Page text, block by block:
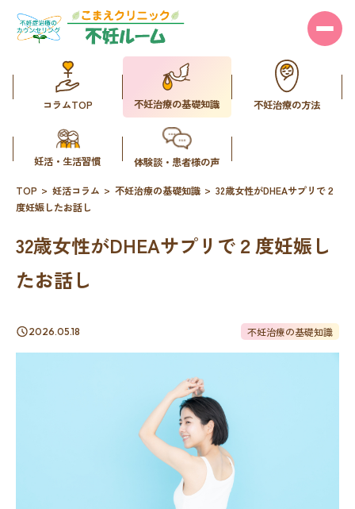
コラムTOP 不妊治療の基礎知識 不妊治療の方法
妊活・生活習慣 体験談・患者様の声
TOP 妊活コラム 不妊治療の基礎知識
32歳女性がDHEAサプリで２
度妊娠したお話し
32歳女性がDHEAサプリで２度妊娠し
たお話し
2026.05.18 不妊治療の基礎知識